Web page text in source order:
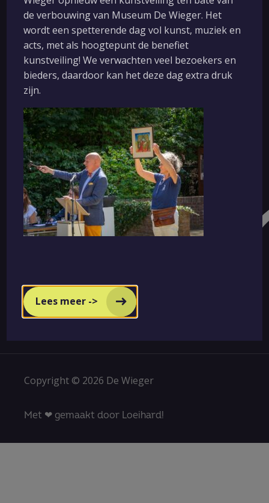
Huisregels
Privacy verklaring
Vacatures
Nieuwsbriefarchief
Social media
Copyright © 2026 De Wieger
Met ❤ gemaakt door Loeihard!
de verbouwing van Museum De Wieger. Het
wordt een spetterende dag vol kunst, muziek en
acts, met als hoogtepunt de benefiet
kunstveiling! We verwachten veel bezoekers en
bieders, daardoor kan het deze dag extra druk
zijn.
Lees meer ->